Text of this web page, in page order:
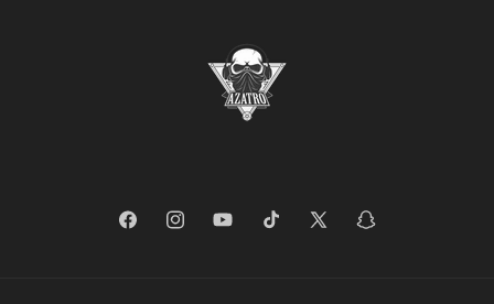
FacebookInstagramYouTubeTikTok
X
Snapchat